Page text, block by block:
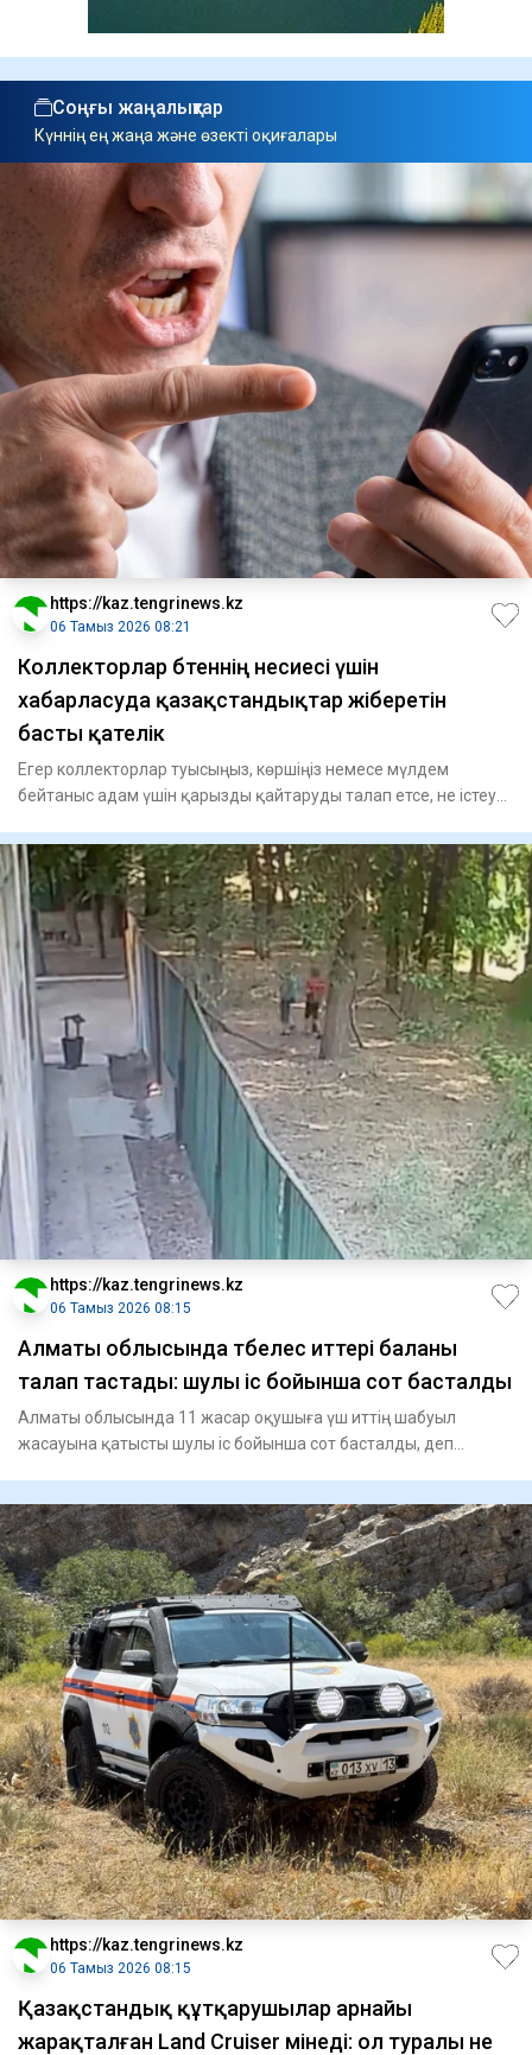
Соңғы жаңалықтар
Күннің ең жаңа және өзекті оқиғалары
https://kaz.tengrinews.kz
06 Тамыз 2026 08:21
Коллекторлар бөтеннің несиесі үшін
хабарласуда қазақстандықтар жіберетін
басты қателік
Егер коллекторлар туысыңыз, көршіңіз немесе мүлдем
бейтаныс адам үшін қарызды қайтаруды талап етсе, не істеу
https://kaz.tengrinews.kz
06 Тамыз 2026 08:15
Алматы облысында төбелес иттері баланы
талап тастады: шулы іс бойынша сот басталды
Алматы облысында 11 жасар оқушыға үш иттің шабуыл
жасауына қатысты шулы іс бойынша сот басталды, деп
https://kaz.tengrinews.kz
06 Тамыз 2026 08:15
Қазақстандық құтқарушылар арнайы
жарақталған Land Cruiser мінеді: ол туралы не